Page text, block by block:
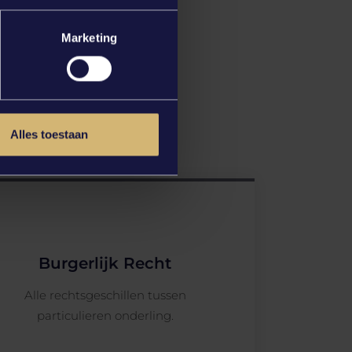
Marketing
Alles toestaan
Burgerlijk Recht
Alle rechtsgeschillen tussen
particulieren onderling.